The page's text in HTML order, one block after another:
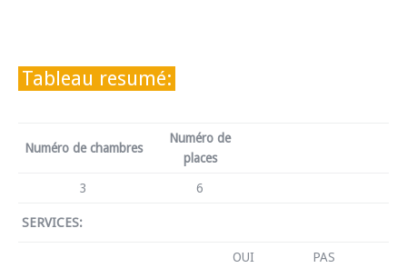
Tableau resumé:
Numéro de chambres
Numéro de
places
3 6
SERVICES:
OUI PAS